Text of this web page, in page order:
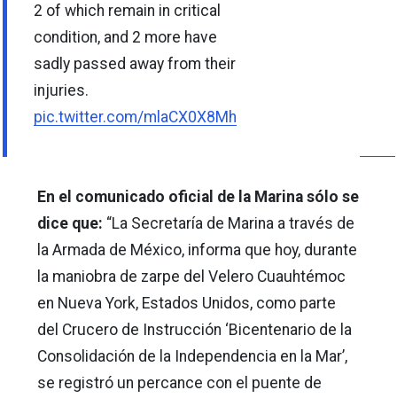
2 of which remain in critical
condition, and 2 more have
sadly passed away from their
injuries.
pic.twitter.com/mlaCX0X8Mh
En el comunicado oficial de la Marina sólo se
dice que: “La Secretaría de Marina a través de
la Armada de México, informa que hoy, durante
la maniobra de zarpe del Velero Cuauhtémoc
en Nueva York, Estados Unidos, como parte
del Crucero de Instrucción ‘Bicentenario de la
Consolidación de la Independencia en la Mar’,
se registró un percance con el puente de